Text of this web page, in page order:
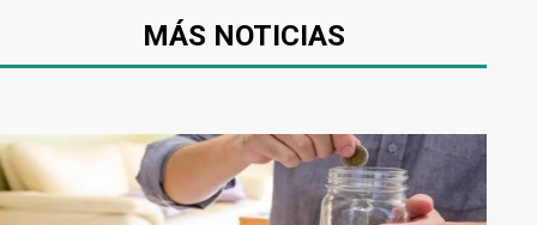
MÁS NOTICIAS